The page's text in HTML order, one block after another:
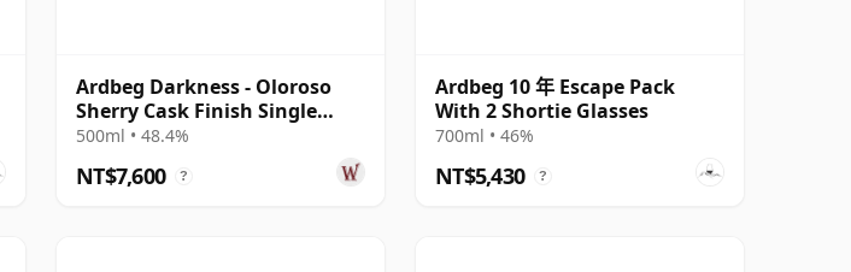
Ardbeg Darkness - Oloroso
Sherry Cask Finish Single
Malt 12 年
500ml • 48.4%
NT$7,600 ?
Ardbeg 10 年 Escape Pack
With 2 Shortie Glasses
700ml • 46%
NT$5,430 ?